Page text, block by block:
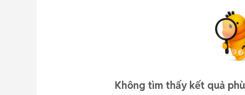
Không tìm thấy kết quả